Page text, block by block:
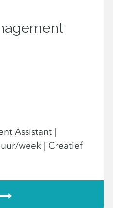
Assistant |
week | Creatief